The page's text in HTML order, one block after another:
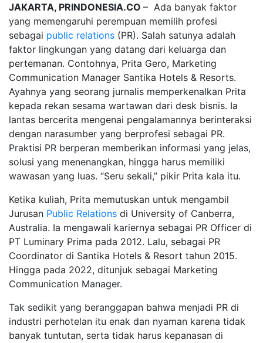
JAKARTA, PRINDONESIA.CO – Ada banyak faktor
yang memengaruhi perempuan memilih profesi
sebagai public relations (PR). Salah satunya adalah
faktor lingkungan yang datang dari keluarga dan
pertemanan. Contohnya, Prita Gero, Marketing
Communication Manager Santika Hotels & Resorts.
Ayahnya yang seorang jurnalis memperkenalkan Prita
kepada rekan sesama wartawan dari desk bisnis. Ia
lantas bercerita mengenai pengalamannya berinteraksi
dengan narasumber yang berprofesi sebagai PR.
Praktisi PR berperan memberikan informasi yang jelas,
solusi yang menenangkan, hingga harus memiliki
wawasan yang luas. “Seru sekali,” pikir Prita kala itu.
Ketika kuliah, Prita memutuskan untuk mengambil
Jurusan Public Relations di University of Canberra,
Australia. Ia mengawali kariernya sebagai PR Officer di
PT Luminary Prima pada 2012. Lalu, sebagai PR
Coordinator di Santika Hotels & Resort tahun 2015.
Hingga pada 2022, ditunjuk sebagai Marketing
Communication Manager.
Tak sedikit yang beranggapan bahwa menjadi PR di
industri perhotelan itu enak dan nyaman karena tidak
banyak tuntutan, serta tidak harus kepanasan di